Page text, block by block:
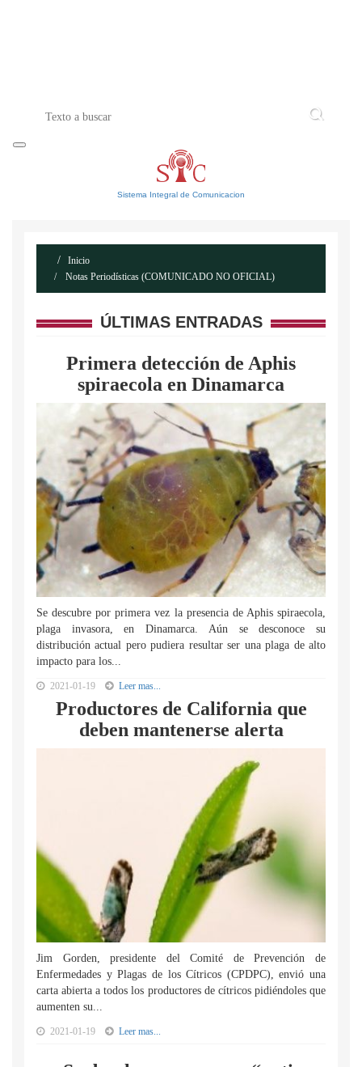
Sistema Integral de Comunicacion
Inicio
Notas Periodísticas (COMUNICADO NO OFICIAL)
ÚLTIMAS ENTRADAS
Primera detección de Aphis
spiraecola en Dinamarca
Se descubre por primera vez la presencia de Aphis spiraecola,
plaga invasora, en Dinamarca. Aún se desconoce su
distribución actual pero pudiera resultar ser una plaga de alto
impacto para los...
2021-01-19 Leer mas...
Productores de California que
deben mantenerse alerta
Jim Gorden, presidente del Comité de Prevención de
Enfermedades y Plagas de los Cítricos (CPDPC), envió una
carta abierta a todos los productores de cítricos pidiéndoles que
aumenten su...
2021-01-19 Leer mas...